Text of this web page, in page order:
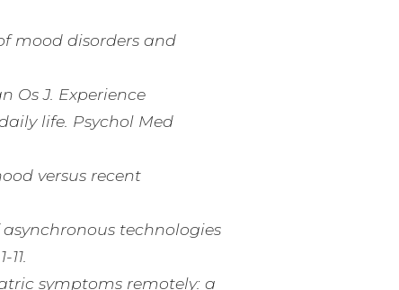
mood disorders and
Os J. Experience
life. Psychol Med
versus recent
asynchronous technologies
symptoms remotely: a